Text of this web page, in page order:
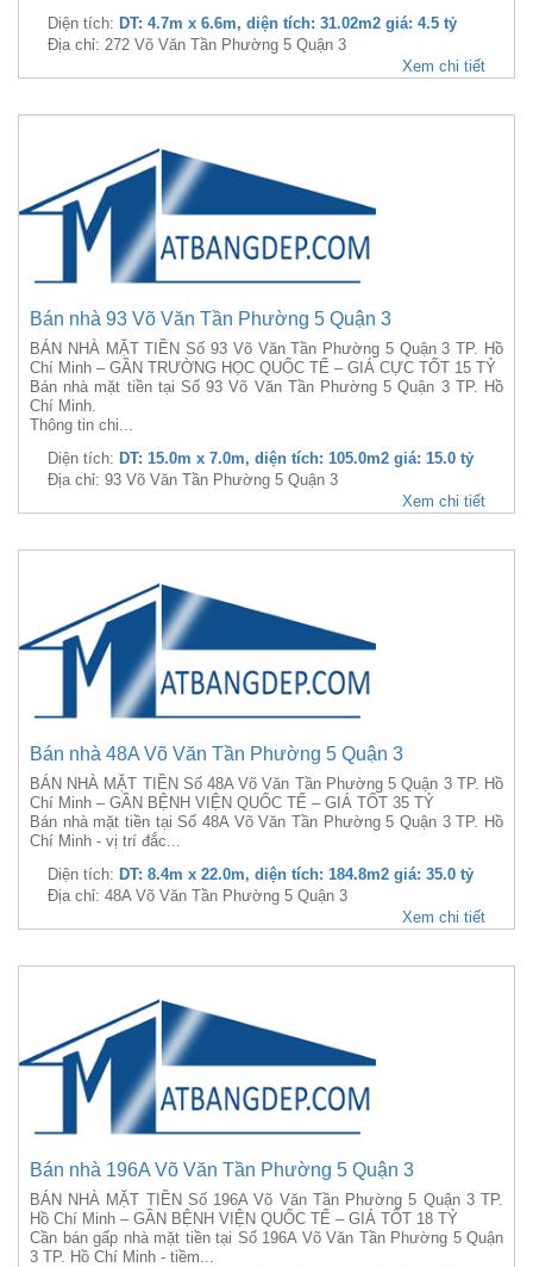
Diện tích: DT: 4.7m x 6.6m, diện tích: 31.02m2 giá: 4.5 tỷ
Địa chỉ: 272 Võ Văn Tần Phường 5 Quận 3
Xem chi tiết
Bán nhà 93 Võ Văn Tần Phường 5 Quận 3
BÁN NHÀ MẶT TIỀN Số 93 Võ Văn Tần Phường 5 Quận 3 TP. Hồ
Chí Minh – GẦN TRƯỜNG HỌC QUỐC TẾ – GIÁ CỰC TỐT 15 TỶ
Bán nhà mặt tiền tại Số 93 Võ Văn Tần Phường 5 Quận 3 TP. Hồ
Chí Minh.
Thông tin chi...
Diện tích: DT: 15.0m x 7.0m, diện tích: 105.0m2 giá: 15.0 tỷ
Địa chỉ: 93 Võ Văn Tần Phường 5 Quận 3
Xem chi tiết
Bán nhà 48A Võ Văn Tần Phường 5 Quận 3
BÁN NHÀ MẶT TIỀN Số 48A Võ Văn Tần Phường 5 Quận 3 TP. Hồ
Chí Minh – GẦN BỆNH VIỆN QUỐC TẾ – GIÁ TỐT 35 TỶ
Bán nhà mặt tiền tại Số 48A Võ Văn Tần Phường 5 Quận 3 TP. Hồ
Chí Minh - vị trí đắc...
Diện tích: DT: 8.4m x 22.0m, diện tích: 184.8m2 giá: 35.0 tỷ
Địa chỉ: 48A Võ Văn Tần Phường 5 Quận 3
Xem chi tiết
Bán nhà 196A Võ Văn Tần Phường 5 Quận 3
BÁN NHÀ MẶT TIỀN Số 196A Võ Văn Tần Phường 5 Quận 3 TP.
Hồ Chí Minh – GẦN BỆNH VIỆN QUỐC TẾ – GIÁ TỐT 18 TỶ
Cần bán gấp nhà mặt tiền tại Số 196A Võ Văn Tần Phường 5 Quận
3 TP. Hồ Chí Minh - tiềm...